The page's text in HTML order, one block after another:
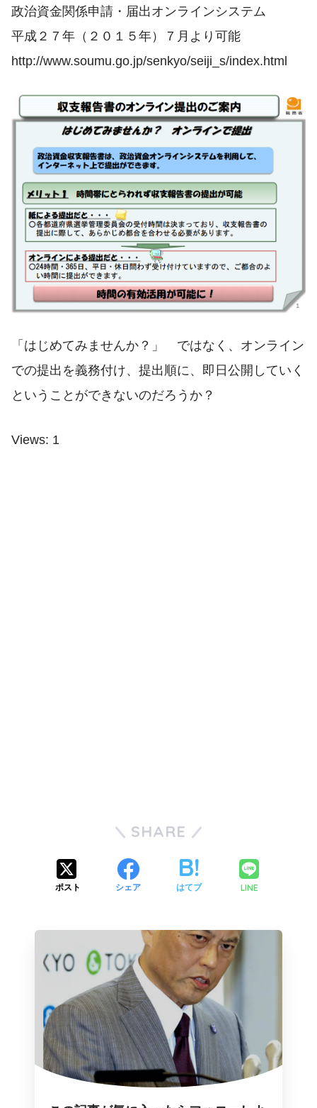
政治資金関係申請・届出オンラインシステム
平成２７年（２０１５年）７月より可能
http://www.soumu.go.jp/senkyo/seiji_s/index.html
「はじめてみませんか？」 ではなく、オンライン
での提出を義務付け、提出順に、即日公開していく
ということができないのだろうか？
Views: 1
SHARE
ポスト シェア はてブ LINE